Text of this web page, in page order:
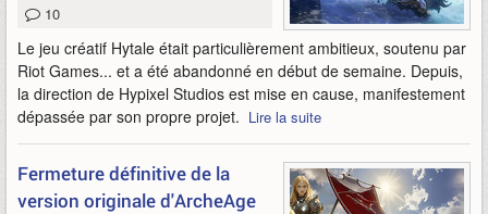
10
Le jeu créatif Hytale était particulièrement ambitieux, soutenu par
Riot Games... et a été abandonné en début de semaine. Depuis,
la direction de Hypixel Studios est mise en cause, manifestement
dépassée par son propre projet. Lire la suite
Fermeture définitive de la
version originale d'ArcheAge